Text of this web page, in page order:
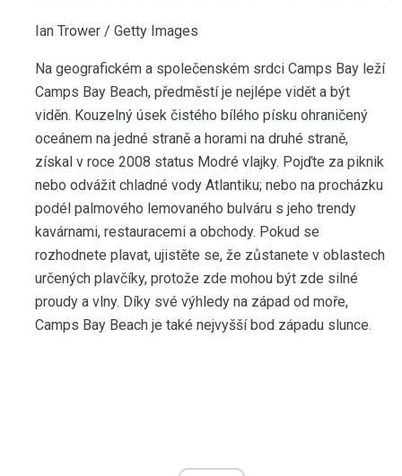
Ian Trower / Getty Images
Na geografickém a společenském srdci Camps Bay leží
Camps Bay Beach, předměstí je nejlépe vidět a být
viděn. Kouzelný úsek čistého bílého písku ohraničený
oceánem na jedné straně a horami na druhé straně,
získal v roce 2008 status Modré vlajky. Pojďte za piknik
nebo odvážit chladné vody Atlantiku; nebo na procházku
podél palmového lemovaného bulváru s jeho trendy
kavárnami, restauracemi a obchody. Pokud se
rozhodnete plavat, ujistěte se, že zůstanete v oblastech
určených plavčíky, protože zde mohou být zde silné
proudy a vlny. Díky své výhledy na západ od moře,
Camps Bay Beach je také nejvyšší bod západu slunce.